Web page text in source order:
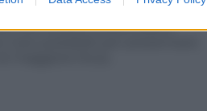
la pace possa essere